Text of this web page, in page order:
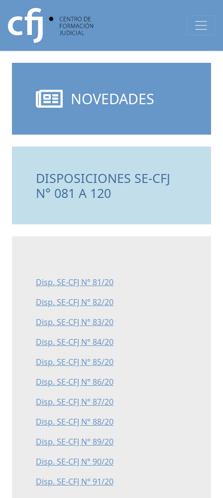
NOVEDADES
DISPOSICIONES SE-CFJ
N° 081 A 120
Disp. SE-CFJ N° 81/20
Disp. SE-CFJ N° 82/20
Disp. SE-CFJ N° 83/20
Disp. SE-CFJ N° 84/20
Disp. SE-CFJ N° 85/20
Disp. SE-CFJ N° 86/20
Disp. SE-CFJ N° 87/20
Disp. SE-CFJ N° 88/20
Disp. SE-CFJ N° 89/20
Disp. SE-CFJ N° 90/20
Disp. SE-CFJ N° 91/20